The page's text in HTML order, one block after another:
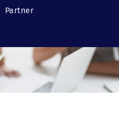
Partner